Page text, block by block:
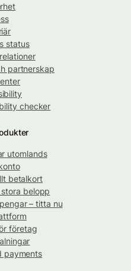
status
partnerskap
checker
utomlands
betalkort
belopp
– titta nu
företag
payments